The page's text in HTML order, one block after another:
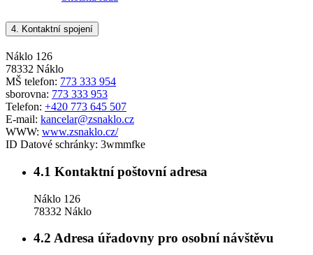
4. Kontaktní spojení
Náklo 126
78332 Náklo
MŠ telefon: 773 333 954
sborovna: 773 333 953
Telefon: +420 773 645 507
E-mail: kancelar@zsnaklo.cz
WWW: www.zsnaklo.cz/
ID Datové schránky: 3wmmfke
4.1 Kontaktní poštovní adresa
Náklo 126
78332 Náklo
4.2 Adresa úřadovny pro osobní návštěvu